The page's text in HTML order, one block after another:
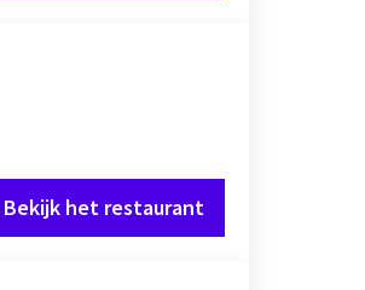
Bekijk het restaurant